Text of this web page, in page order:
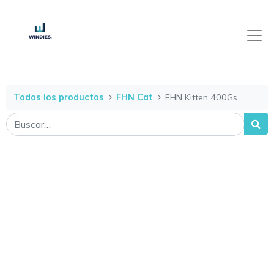
Todos los productos FHN Cat FHN Kitten 400Gs